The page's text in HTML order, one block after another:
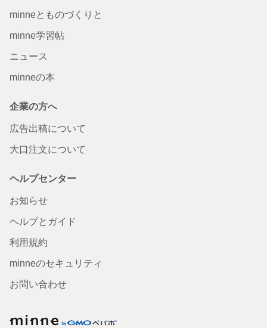
minneとものづくりと
minne学習帖
ニュース
minneの本
企業の方へ
広告出稿について
大口注文について
ヘルプセンター
お知らせ
ヘルプとガイド
利用規約
minneのセキュリティ
お問い合わせ